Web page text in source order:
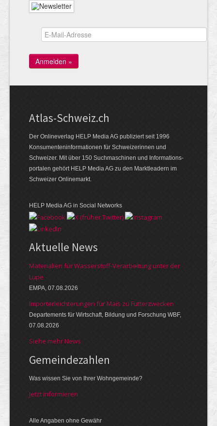
Atlas-Schweiz.ch
Der Onlineverlag HELP Media AG publiziert seit 1996
Konsumenten­infor­mationen für Schwei­zerinnen und
Schweizer. Mit über 150 Such­ma­schinen und Infor­mations­
portalen gehört HELP Media AG zu den Markt­leadern im
Schweizer Onlinemarkt.
HELP Media AG in Social Networks
Aktuelle News
Materialien für Wasserstoff-Verarbeitung unter der
Lupe
EMPA, 07.08.2026
Importerleichterungen für Mais zu Futterzwecken
Departements für Wirtschaft, Bildung und Forschung WBF,
07.08.2026
Siehe mehr News
Gemeinde­zahlen
Was wissen Sie von Ihrer Wohngemeinde?
Jetzt informieren
Alle Angaben ohne Gewähr